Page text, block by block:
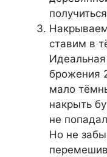
ставим в
брожения
мало
накрыть
не
Но не